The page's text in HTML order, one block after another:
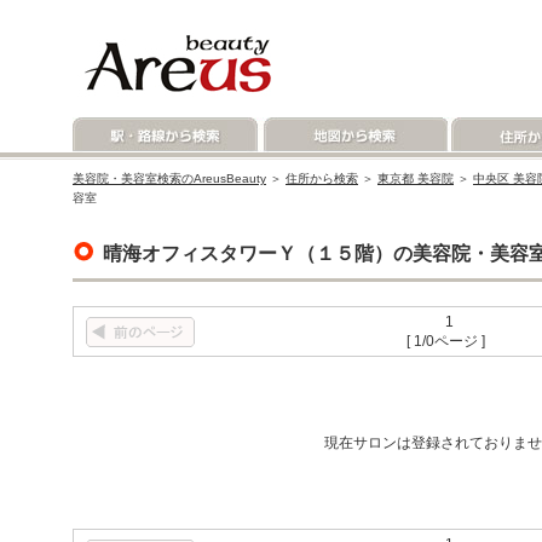
美容院・美容室検索のAreusBeauty ＞ 住所から検索 ＞ 東京都 美容院 ＞ 中央区 美容
容室
晴海オフィスタワーＹ（１５階）の美容院・美容
1
[ 1/0ページ ]
現在サロンは登録されておりま